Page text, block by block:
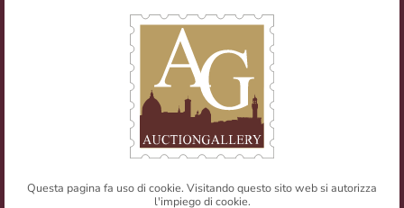
E-mail:info@auctiongallery.it
Partita IVA:
Filatelia Numismatica
Questa pagina fa uso di cookie. Visitando questo sito web si autorizza
l'impiego di cookie.